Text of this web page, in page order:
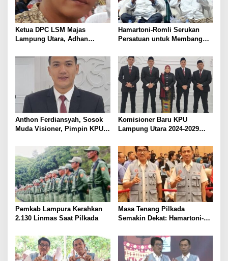
Ketua DPC LSM Majas
Lampung Utara, Adhan
Kondusivitas Jelang Pilkada
2024
Hamartoni-Romli Serukan
Persatuan untuk Membangun
Aman dan Sejahtera
Anthon Ferdiansyah, Sosok
Muda Visioner, Pimpin KPU
Komisioner Baru KPU
Lampung Utara 2024-2029
Ferdiansyah Terpilih sebagai
Ketua, Siap Hadapi Pilkada
Pemkab Lampura Kerahkan
2.130 Linmas Saat Pilkada
Masa Tenang Pilkada
Semakin Dekat: Hamartoni-
Kasih dan Harapan